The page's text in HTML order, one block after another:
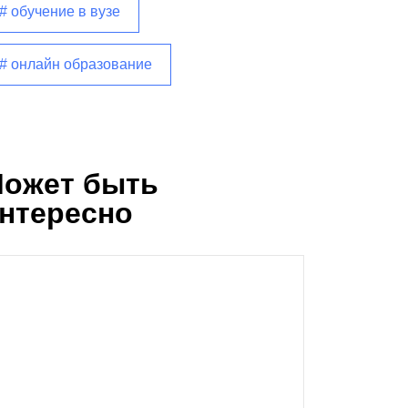
# обучение в вузе
# онлайн образование
быть